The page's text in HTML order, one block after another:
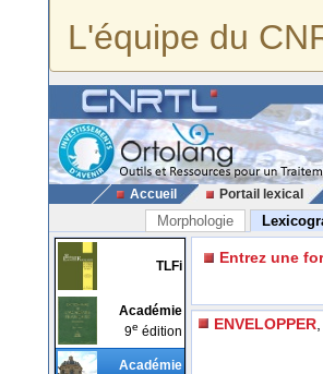
L'équipe du
Accueil Portail lexical
Morphologie
TLFi
Académie
9e édition
Académie
Entrez une
ENVELOPPER